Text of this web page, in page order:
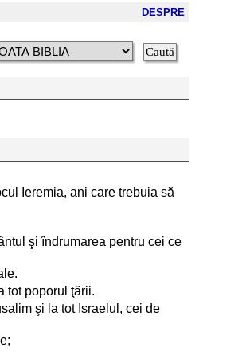
DESPRE
Ieremia, ani care trebuia să
şi îndrumarea pentru cei ce
tot poporul ţării.
şi la tot Israelul, cei de